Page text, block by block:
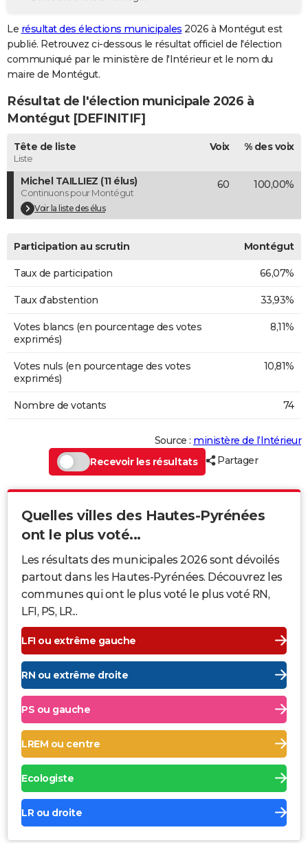
GUIDES D'ACHAT
BONS PLANS
CARTE DE VOEUX
Carte de Noël
Carte Bonne année
Carte Saint-Valentin
Carte Pâques
Carte d'anniversaire
DICTIONNAIRE
Dictionnaire
Biographies
Citations
Expressions
Proverbes
PROGRAMME TV
COPAINS D'AVANT
S'inscrire
Se connecter
Lycées
Collèges
Primaires
Universités
Entreprises
Service militaire
Avis de recherche
AVIS DE DÉCÈS
FORUM
Le résultat des élections municipales 2026 à Montégut est
publié. Retrouvez ci-dessous le résultat officiel de l'élection
communiqué par le ministère de l'Intérieur et le nom du
maire de Montégut.
Résultat de l'élection municipale 2026 à
Montégut [DEFINITIF]
Tête de liste
Liste
Voix % des voix
Michel TAILLIEZ (11 élus)
Continuons pour Montégut
Voir la liste des élus
60 100,00%
Participation au scrutin Montégut
Taux de participation 66,07%
Taux d'abstention 33,93%
Votes blancs (en pourcentage des votes
exprimés)
8,11%
Votes nuls (en pourcentage des votes
exprimés)
10,81%
Nombre de votants 74
Source : ministère de l’Intérieur
Recevoir les résultats
Partager
Quelles villes des Hautes-Pyrénées
ont le plus voté...
Les résultats des municipales 2026 sont dévoilés
partout dans les Hautes-Pyrénées. Découvrez les
communes qui ont le plus voté le plus voté RN,
LFI, PS, LR...
LFI ou extrême gauche
RN ou extrême droite
PS ou gauche
LREM ou centre
Ecologiste
LR ou droite